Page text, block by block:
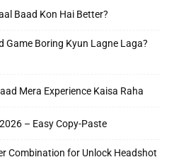
Baad Kon Hai Better?
Game Boring Kyun Lagne Laga?
Mera Experience Kaisa Raha
– Easy Copy-Paste
Combination for Unlock Headshot